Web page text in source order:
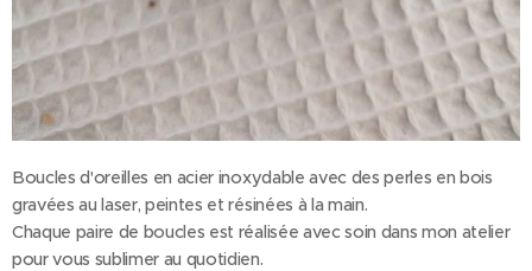
Boucles d'oreilles en acier inoxydable avec des perles en bois
gravées au laser, peintes et résinées à la main.
Chaque paire de boucles est réalisée avec soin dans mon atelier
pour vous sublimer au quotidien.